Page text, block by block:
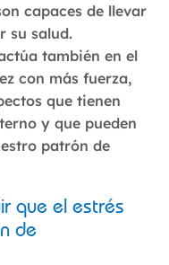
capaces de llevar
su salud.
también en el
con más fuerza,
que tienen
y que pueden
patrón de
que el estrés
de